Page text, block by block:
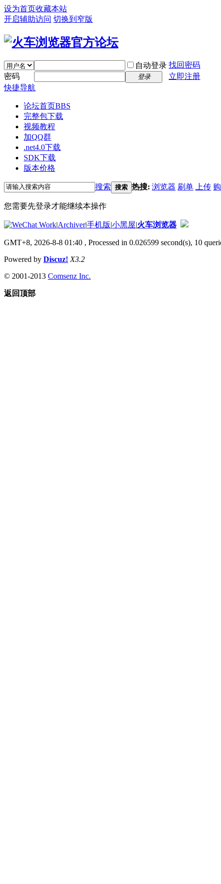
设为首页收藏本站
开启辅助访问 切换到窄版
自动登录 找回密码
密码
登录
立即注册
快捷导航
论坛首页BBS
完整包下载
视频教程
加QQ群
.net4.0下载
SDK下载
版本价格
搜索 搜索 热搜: 浏览器 刷单 上传
您需要先登录才能继续本操作
|Archiver|手机版|小黑屋|火车浏览器
GMT+8, 2026-8-8 01:40 , Processed in 0.026599 second(s), 10
Powered by Discuz! X3.2
© 2001-2013 Comsenz Inc.
返回顶部